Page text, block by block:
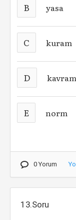
B yasa
C kuram
D kavram
E norm
0 Yorum
13.Soru